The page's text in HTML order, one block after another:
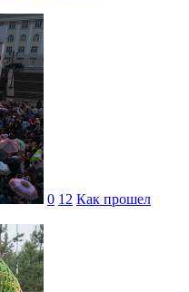
0 12 Как прошел